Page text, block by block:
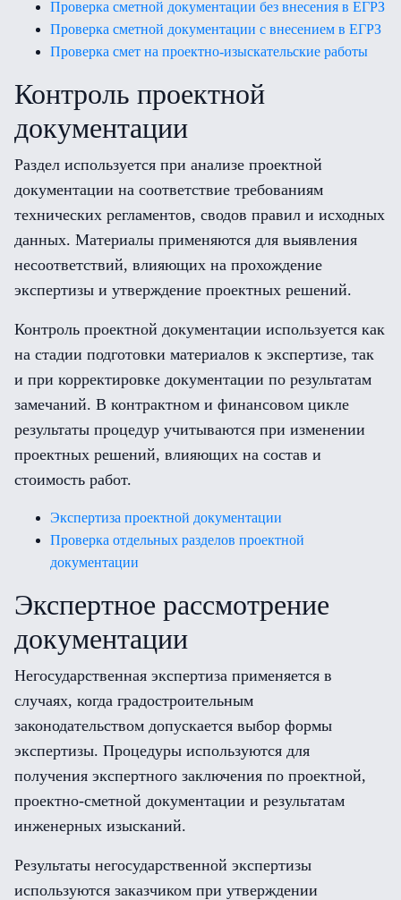
Проверка сметной документации без внесения в ЕГРЗ
Проверка сметной документации с внесением в ЕГРЗ
Проверка смет на проектно-изыскательские работы
Контроль проектной
документации
Раздел используется при анализе проектной
документации на соответствие требованиям
технических регламентов, сводов правил и исходных
данных. Материалы применяются для выявления
несоответствий, влияющих на прохождение
экспертизы и утверждение проектных решений.
Контроль проектной документации используется как
на стадии подготовки материалов к экспертизе, так
и при корректировке документации по результатам
замечаний. В контрактном и финансовом цикле
результаты процедур учитываются при изменении
проектных решений, влияющих на состав и
стоимость работ.
Экспертиза проектной документации
Проверка отдельных разделов проектной
документации
Экспертное рассмотрение
документации
Негосударственная экспертиза применяется в
случаях, когда градостроительным
законодательством допускается выбор формы
экспертизы. Процедуры используются для
получения экспертного заключения по проектной,
проектно-сметной документации и результатам
инженерных изысканий.
Результаты негосударственной экспертизы
используются заказчиком при утверждении